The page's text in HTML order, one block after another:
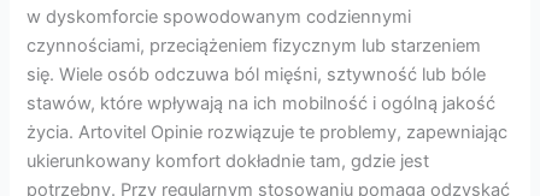
w dyskomforcie spowodowanym codziennymi
czynnościami, przeciążeniem fizycznym lub starzeniem
się. Wiele osób odczuwa ból mięśni, sztywność lub bóle
stawów, które wpływają na ich mobilność i ogólną jakość
życia. Artovitel Opinie rozwiązuje te problemy, zapewniając
ukierunkowany komfort dokładnie tam, gdzie jest
potrzebny. Przy regularnym stosowaniu pomaga odzyskać